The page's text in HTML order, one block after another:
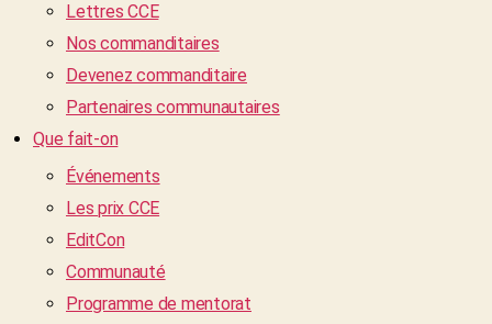
Lettres CCE
Nos commanditaires
Devenez commanditaire
Partenaires communautaires
Que fait-on
Événements
Les prix CCE
EditCon
Communauté
Programme de mentorat